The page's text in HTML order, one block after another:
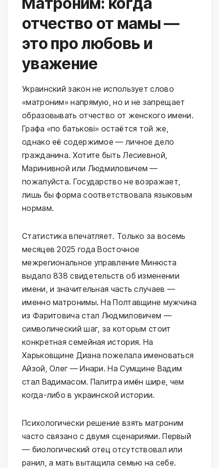
отчество от мамы —
это про любовь и
уважение
Украинский закон не использует слово
«матроним» напрямую, но и не запрещает
образовывать отчество от женского имени.
Графа «по батькові» остаётся той же,
однако её содержимое — личное дело
гражданина. Хотите быть Лесиевной,
Маринивной или Людмиловичем —
пожалуйста. Государство не возражает,
лишь бы форма соответствовала языковым
нормам.
Статистика впечатляет. Только за восемь
месяцев 2025 года Восточное
межрегиональное управление Минюста
выдало 838 свидетельств об изменении
имени, и значительная часть случаев —
именно матронимы. На Полтавщине мужчина
из Фаритовича стал Людмиловичем —
символический шаг, за которым стоит
конкретная семейная история. На
Харьковщине Диана пожелала именоваться
Айзой, Олег — Инари. На Сумщине Вадим
стал Вадимасом. Палитра имён шире, чем
когда-либо в украинской истории.
Психологически решение взять матроним
часто связано с двумя сценариями. Первый
— биологический отец отсутствовал или
ранил, а мать вытащила семью на себе.